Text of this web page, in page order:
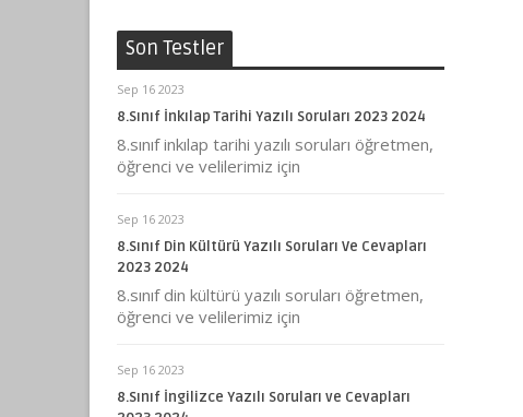
Son Testler
Sep 16 2023
8.Sınıf İnkılap Tarihi Yazılı Soruları 2023 2024
8.sınıf inkılap tarihi yazılı soruları öğretmen,
öğrenci ve velilerimiz için
Sep 16 2023
8.Sınıf Din Kültürü Yazılı Soruları Ve Cevapları
2023 2024
8.sınıf din kültürü yazılı soruları öğretmen,
öğrenci ve velilerimiz için
Sep 16 2023
8.Sınıf İngilizce Yazılı Soruları ve Cevapları